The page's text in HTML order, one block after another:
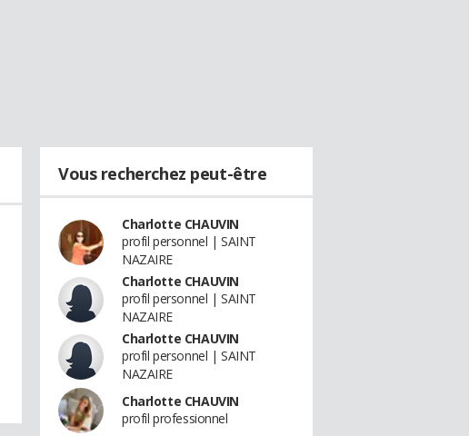
Vous recherchez peut-être
Charlotte CHAUVIN
profil personnel | SAINT
NAZAIRE
Charlotte CHAUVIN
profil personnel | SAINT
NAZAIRE
Charlotte CHAUVIN
profil personnel | SAINT
NAZAIRE
Charlotte CHAUVIN
profil professionnel